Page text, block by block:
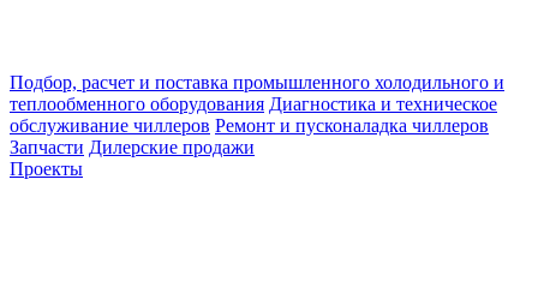
Подбор, расчет и поставка промышленного холодильного и
теплообменного оборудования Диагностика и техническое
обслуживание чиллеров Ремонт и пусконаладка чиллеров
Запчасти Дилерские продажи
Проекты